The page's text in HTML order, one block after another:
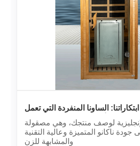
الساونا المنفردة التي تعمل
بالأشعة تحت الحمراء البعيدة
لوصف منتجك، وهي مصقولة
ناكانو المتميزة وعالية التقنية
والمشابهة للزن